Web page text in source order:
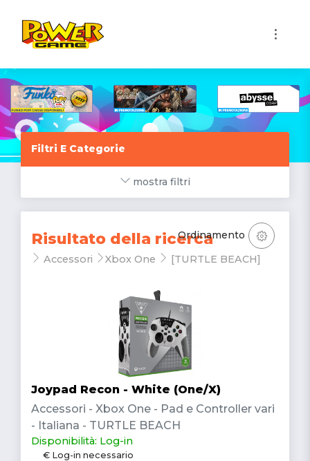
Filtri E Categorie
mostra filtri
Risultato della ricerca
Accessori Xbox One [TURTLE BEACH]
Ordinamento
Joypad Recon - White (One/X)
Accessori - Xbox One - Pad e Controller vari
- Italiana - TURTLE BEACH
Disponibilità: Log-in
€ Log-in necessario